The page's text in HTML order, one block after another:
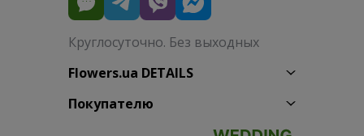
Круглосуточно. Без выходных
Flowers.ua DETAILS
Покупателю